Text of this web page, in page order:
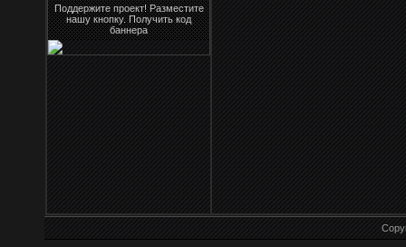
Поддержите проект! Разместите
нашу кнопку. Получить код
баннера